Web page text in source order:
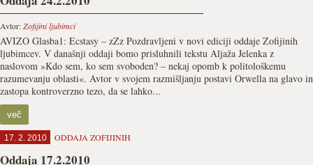
Avtor:Zofijini ljubimci
AVIZO Glasba1: Ecstasy – zZz Pozdravljeni v novi ediciji oddaje Zofijinih
ljubimcev. V današnji oddaji bomo prisluhnili tekstu Aljaža Jelenka z
naslovom »Kdo sem, ko sem svoboden? – nekaj opomb k politološkemu
razumevanju oblasti«. Avtor v svojem razmišljanju postavi Orwella na glavo in
zastopa kontroverzno tezo, da se lahko...
več
17. 2. 2010 ODDAJA ZOFIJINIH
Oddaja 17.2.2010